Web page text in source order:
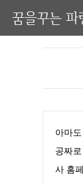
꿈을꾸는 파
아마
공짜
사 홈